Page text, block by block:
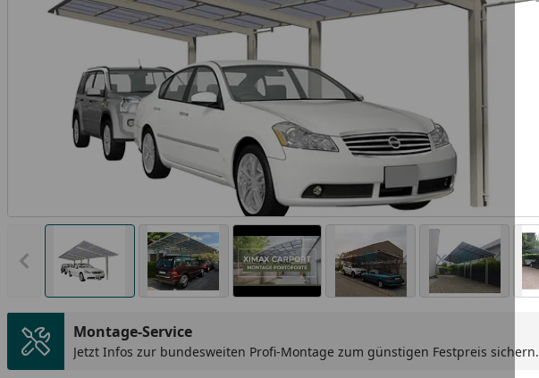
Vorheriges Bild anzeigen
Montage-Service
Jetzt Infos zur bundesweiten Profi-Montage zum günstigen Festpreis sichern.